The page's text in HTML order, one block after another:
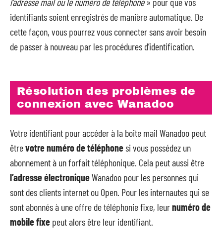
identifiants soient enregistrés de manière automatique. De
cette façon, vous pourrez vous connecter sans avoir besoin
de passer à nouveau par les procédures d’identification.
Résolution des problèmes de
connexion avec Wanadoo
Votre identifiant pour accéder à la boite mail Wanadoo peut
êtrevotre numéro de téléphonesi vous possédez un
abonnement à un forfait téléphonique. Cela peut aussi être
l’adresse électroniqueWanadoo pour les personnes qui
sont des clients internet ou Open. Pour les internautes qui se
sont abonnés à une offre de téléphonie fixe, leurnuméro de
mobile fixe peut alors être leur identifiant.